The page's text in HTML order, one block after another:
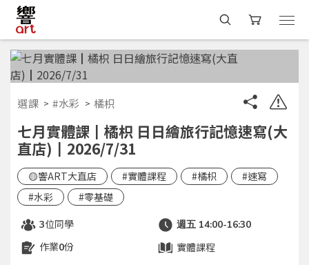
選課 #水彩 橘枳
七月實體課┃橘枳 日日繪旅行記憶速寫(大
直店)┃2026/7/31
🟡響ART大直店 #實體課程 #橘枳
#速寫
#水彩
#零基礎
3位同學 週五 14:00-16:30
作業0份 實體課程